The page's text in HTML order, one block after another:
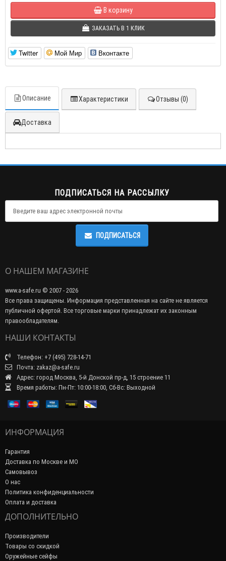
В корзину
ЗАКАЗАТЬ В 1 КЛИК
Twitter Мой Мир Вконтакте
Описание Характеристики Отзывы (0)
Доставка
ПОДПИСАТЬСЯ НА РАССЫЛКУ
ПОДПИСАТЬСЯ
О НАШЕМ МАГАЗИНЕ
www.a-safe.ru © 2007 - 2026
Все права защищены. Информация представленная на сайте не является
публичной офертой. Все торговые марки принадлежат их законным
правообладателям.
НАШИ КОНТАКТЫ
Телефон: +7 (495) 728-14-71
Почта: zakaz@a-safe.ru
Адрес: город Москва, 5-й Донской пр-д, 15 строение 11
Время работы: Пн-Пт: 10:00-18:00, Сб-Вс: Выходной
ИНФОРМАЦИЯ
Гарантия
Доставка по Москве и МО
Самовывоз
О нас
Политика конфиденциальности
Оплата и доставка
ДОПОЛНИТЕЛЬНО
Производители
Товары со скидкой
Оружейные сейфы